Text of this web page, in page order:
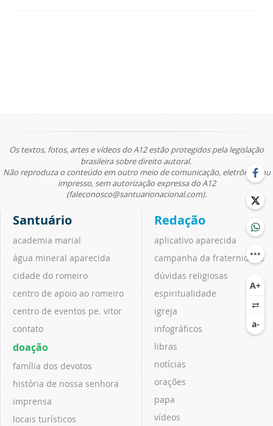
Os textos, fotos, artes e vídeos do A12 estão protegidos pela legislação
brasileira sobre direito autoral.
Não reproduza o conteúdo em outro meio de comunicação, eletrônico ou
impresso, sem autorização expressa do A12
(faleconosco@santuarionacional.com).
Santuário
academia marial
água mineral aparecida
cidade do romeiro
centro de apoio ao romeiro
centro de eventos pe. vitor
contato
doação
família dos devotos
história de nossa senhora
imprensa
locais turísticos
Redação
aplicativo aparecida
campanha da fraternidade
dúvidas religiosas
espiritualidade
igreja
infográficos
libras
notícias
orações
papa
vídeos